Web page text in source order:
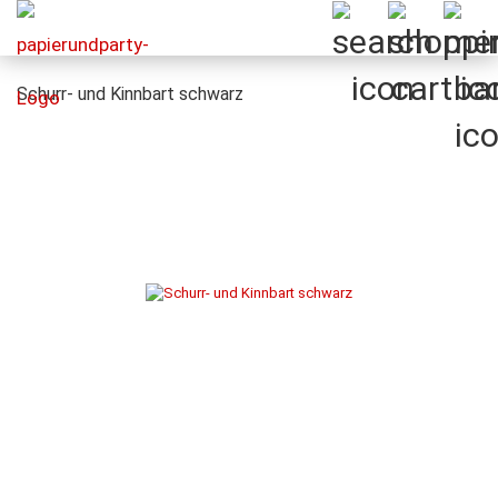
Schurr- und Kinnbart schwarz